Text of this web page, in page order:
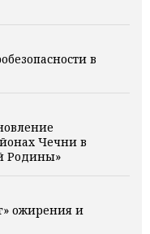
в
Чечни в
Родины»
ожирения и